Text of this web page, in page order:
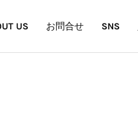
US お問合せ SNS